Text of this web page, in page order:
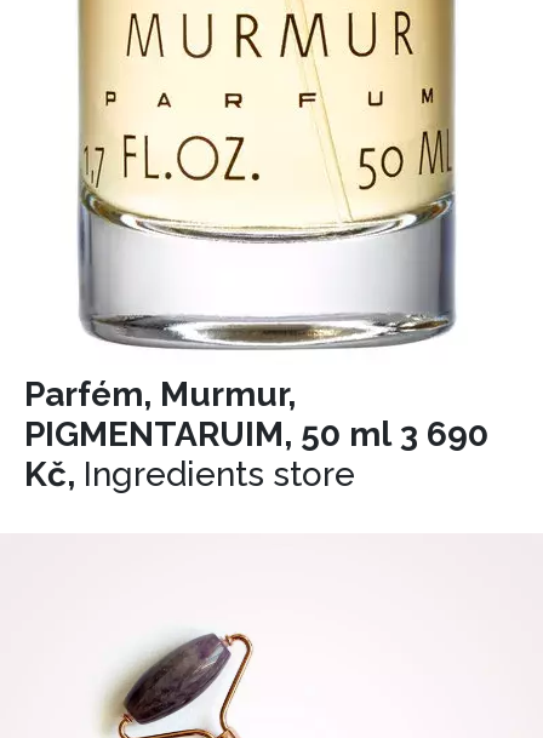
Parfém, Murmur,
PIGMENTARUIM, 50 ml 3 690
Kč, Ingredients store